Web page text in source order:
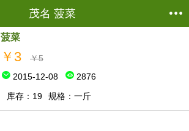
茂名 菠菜
蔬菜鲜肉 ->菠菜
菠菜
￥3
￥5
2015-12-08
2876
库存：19
规格：一斤